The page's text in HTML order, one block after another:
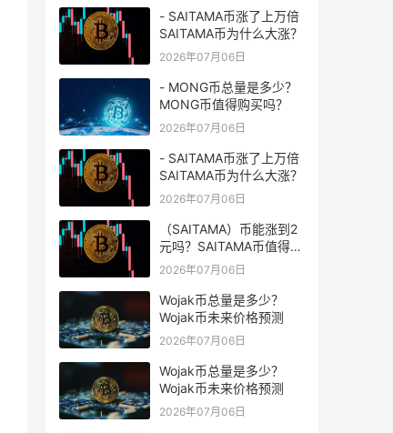
- SAITAMA币涨了上万倍
SAITAMA币为什么大涨？
2026年07月06日
- MONG币总量是多少？
MONG币值得购买吗？
2026年07月06日
- SAITAMA币涨了上万倍
SAITAMA币为什么大涨？
2026年07月06日
（SAITAMA）币能涨到2
元吗？SAITAMA币值得长
期持有吗？
2026年07月06日
Wojak币总量是多少？
Wojak币未来价格预测
2026年07月06日
Wojak币总量是多少？
Wojak币未来价格预测
2026年07月06日